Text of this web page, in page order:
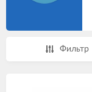
Фильтр